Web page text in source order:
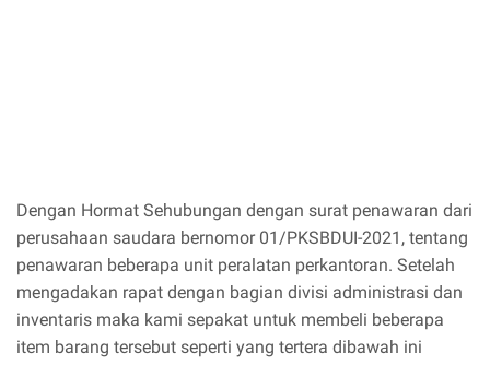
Dengan Hormat Sehubungan dengan surat penawaran dari
perusahaan saudara bernomor 01/PKSBDUI-2021, tentang
penawaran beberapa unit peralatan perkantoran. Setelah
mengadakan rapat dengan bagian divisi administrasi dan
inventaris maka kami sepakat untuk membeli beberapa
item barang tersebut seperti yang tertera dibawah ini